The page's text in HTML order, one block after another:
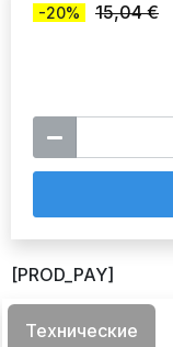
-20% 15,04 €
[PROD_PAY]
Технические